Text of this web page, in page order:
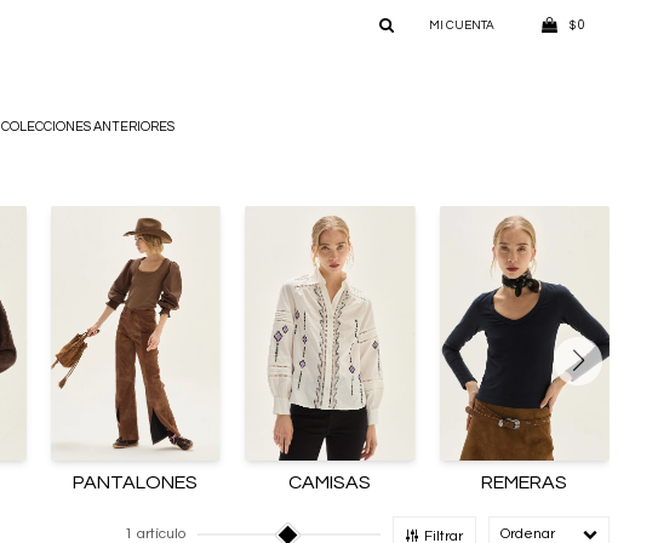
COLECCIONES ANTERIORES
$ 0
PANTALONES CAMISAS REMERAS
1 artículo Filtrar